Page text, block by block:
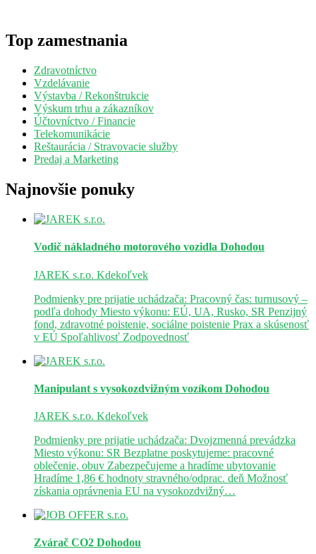
Top zamestnania
Zdravotníctvo
Vzdelávanie
Výstavba / Rekonštrukcie
Výskum trhu a zákazníkov
Účtovníctvo / Financie
Telekomunikácie
Reštaurácia / Stravovacie služby
Predaj a Marketing
Najnovšie ponuky
Vodič nákladného motorového vozidla Dohodou
JAREK s.r.o. Kdekoľvek
Podmienky pre prijatie uchádzača: Pracovný čas: turnusový –
podľa dohody Miesto výkonu: EÚ, UA, Rusko, SR Penzijný
fond, zdravotné poistenie, sociálne poistenie Prax a skúsenosť
v EÚ Spoľahlivosť Zodpovednosť
Manipulant s vysokozdvižným vozíkom Dohodou
JAREK s.r.o. Kdekoľvek
Podmienky pre prijatie uchádzača: Dvojzmenná prevádzka
Miesto výkonu: SR Bezplatne poskytujeme: pracovné
oblečenie, obuv Zabezpečujeme a hradíme ubytovanie
Hradíme 1,86 € hodnoty stravného/odprac. deň Možnosť
získania oprávnenia EU na vysokozdvižný…
Zvárač CO2 Dohodou